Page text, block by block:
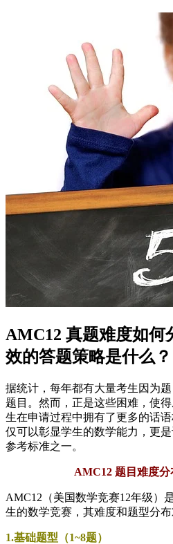
AMC12 真题难度如何
效的答题策略是什么？
据统计，每年都有大量考生因为
题目。然而，正是这些困难，使
生在申请过程中拥有了更多的话
仅可以彰显学生的数学能力，更
参考标准之一。
AMC12 题目难度
AMC12（美国数学竞赛12年级）
生的数学竞赛，其难度和题型分
1.基础题型（1~8题）